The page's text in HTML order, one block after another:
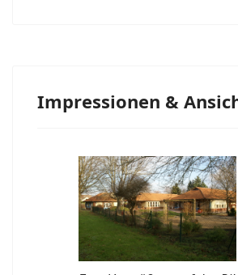
Impressionen &